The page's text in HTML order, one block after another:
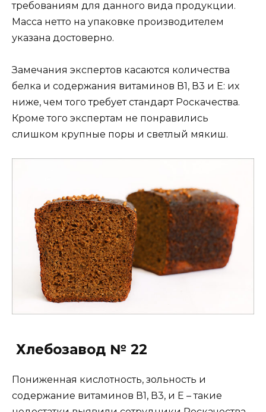
требованиям для данного вида продукции.
Масса нетто на упаковке производителем
указана достоверно.
Замечания экспертов касаются количества
белка и содержания витаминов В1, В3 и Е: их
ниже, чем того требует стандарт Роскачества.
Кроме того экспертам не понравились
слишком крупные поры и светлый мякиш.
Хлебозавод № 22
Пониженная кислотность, зольность и
содержание витаминов В1, В3, и Е – такие